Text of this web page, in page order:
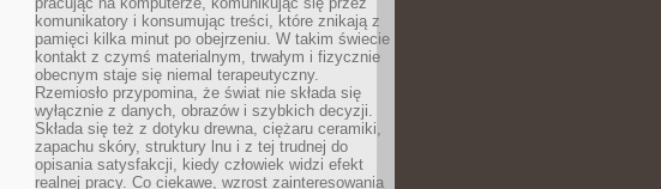
komunikatory i konsumując treści, które znikają z
pamięci kilka minut po obejrzeniu. W takim świecie
kontakt z czymś materialnym, trwałym i fizycznie
obecnym staje się niemal terapeutyczny.
Rzemiosło przypomina, że świat nie składa się
wyłącznie z danych, obrazów i szybkich decyzji.
Składa się też z dotyku drewna, ciężaru ceramiki,
zapachu skóry, struktury lnu i z tej trudnej do
opisania satysfakcji, kiedy człowiek widzi efekt
realnej pracy. Co ciekawe, wzrost zainteresowania